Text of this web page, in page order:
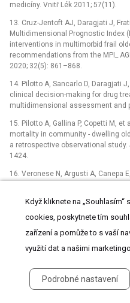
medicíny. Vnitř Lék 2011; 57(11).
13. Cruz-Jentoft AJ, Daragjati J,
Multidimensional Prognostic Index
interventions in multimorbid frail
recommendations from the MPI_
2020; 32(5): 861–868.
14. Pilotto A, Sancarlo D, Daragjati
clinical decision-making for drug
multidimensional assessment and
15. Pilotto A, Gallina P, Copetti M,
mortality in community -⁠ dwelling
a retrospective observational
1424.
16. Veronese N, Argusti A, Canepa
the EURopean study of older
Eur Geriatr Med 2018; 9 : 149–154.
17. Pilotto A, Ferrucci L,
a multidimensional prognostic
Rejuvenation research 2008; 11(1):
18. Táborský M, Fiala M, Heinc M,
Když kliknete na „Souhlasím“
cookies, poskytnete tím
zařízení a pomůže to s vaší
využití dat a našimi
Podrobné nastavení